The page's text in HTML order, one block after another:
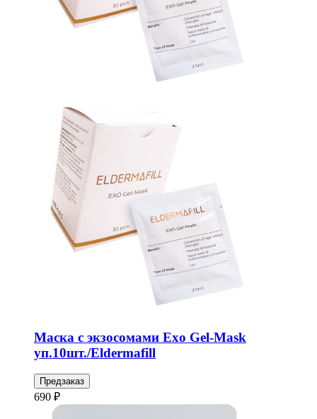
Маска с экзосомами Exo Gel-Mask
уп.10шт./Eldermafill
Предзаказ
690 ₽